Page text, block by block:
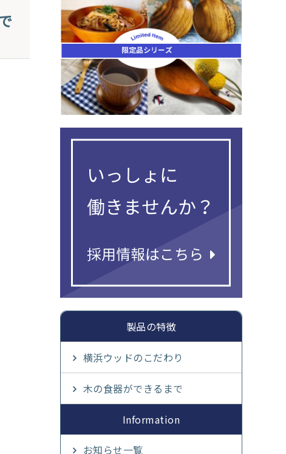
製品の特徴
横浜ウッドのこだわり
木の食器ができるまで
Information
お知らせ一覧